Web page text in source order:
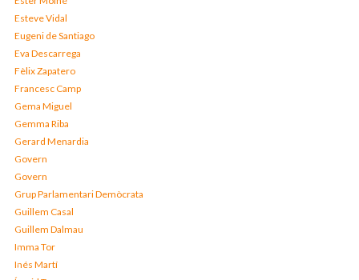
Esteve Vidal
Eugeni de Santiago
Eva Descarrega
Fèlix Zapatero
Francesc Camp
Gema Miguel
Gemma Riba
Gerard Menardia
Govern
Govern
Grup Parlamentari Demòcrata
Guillem Casal
Guillem Dalmau
Imma Tor
Inés Martí